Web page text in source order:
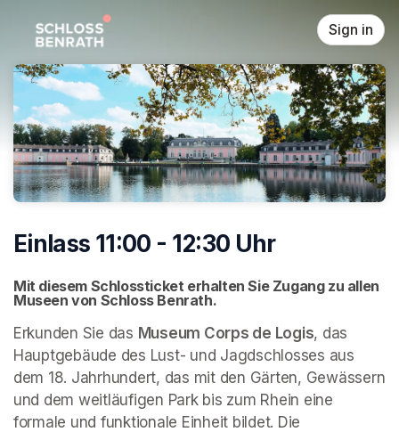
Sign in
Einlass 11:00 - 12:30 Uhr
Mit diesem Schlossticket erhalten Sie Zugang zu allen
Museen von Schloss Benrath.
Erkunden Sie das Museum Corps de Logis, das
Hauptgebäude des Lust- und Jagdschlosses aus
dem 18. Jahrhundert, das mit den Gärten, Gewässern
und dem weitläufigen Park bis zum Rhein eine
formale und funktionale Einheit bildet. Die